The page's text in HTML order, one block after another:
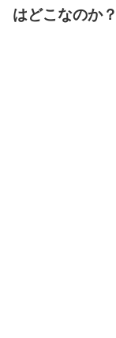
はどこなのか？